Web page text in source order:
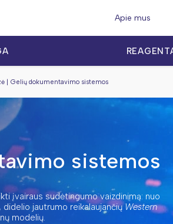
Apie mus
Gelių dokumentavimo sistemos
sistemos
įvairaus sudėtingumo vaizdinimą: nuo
jautrumo reikalaujančiųWestern
modelių.